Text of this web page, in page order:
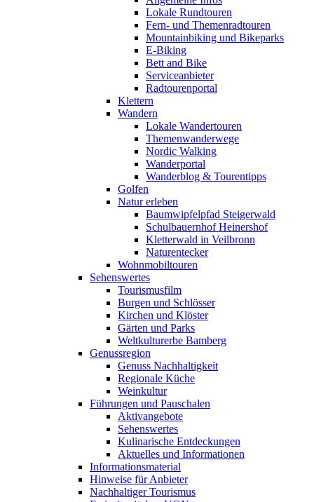
Lokale Rundtouren
Fern- und Themenradtouren
Mountainbiking und Bikeparks
E-Biking
Bett and Bike
Serviceanbieter
Radtourenportal
Klettern
Wandern
Lokale Wandertouren
Themenwanderwege
Nordic Walking
Wanderportal
Wanderblog & Tourentipps
Golfen
Natur erleben
Baumwipfelpfad Steigerwald
Schulbauernhof Heinershof
Kletterwald in Veilbronn
Naturentecker
Wohnmobiltouren
Sehenswertes
Tourismusfilm
Burgen und Schlösser
Kirchen und Klöster
Gärten und Parks
Weltkulturerbe Bamberg
Genussregion
Genuss Nachhaltigkeit
Regionale Küche
Weinkultur
Führungen und Pauschalen
Aktivangebote
Sehenswertes
Kulinarische Entdeckungen
Aktuelles und Informationen
Informationsmaterial
Hinweise für Anbieter
Nachhaltiger Tourismus